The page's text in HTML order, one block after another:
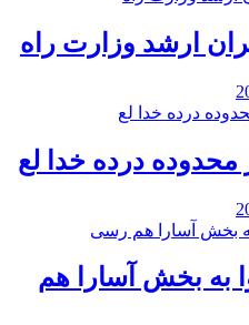
ارشد وزارت راه
درده خدا لع
به بخش آسارا هم